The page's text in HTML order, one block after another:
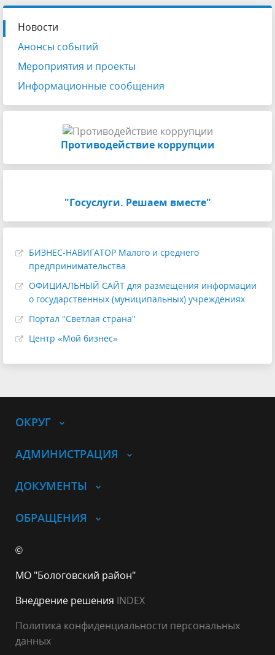
Новости
Анонсы событий
Мероприятия и проекты
Информационные сообщения
Противодействие коррупции
"Госуслуги. Решаем вместе"
БИЗНЕС-НАВИГАТОР Малого и среднего
предпринимательства
ОФИЦИАЛЬНЫЙ САЙТ для размещения информации
о государственных (муниципальных) учреждениях
Портал "Светлая страна"
Центр «Мой бизнес»
ОКРУГ
АДМИНИСТРАЦИЯ
ДОКУМЕНТЫ
ОБРАЩЕНИЯ
©
МО "Бологовский район"
Внедрение решения INDEX
Политика конфиденциальности персональных
данных